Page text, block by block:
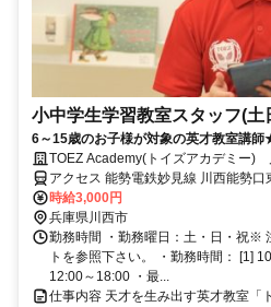
小中学生学習教室スタッフ(土
6～15歳のお子様が対象の英才教室講
TOEZ Academy(トイズアカデミー)
アクセス 能勢電鉄妙見線 川西能勢
川西能勢口東口徒歩約3分、ＪＲ福知
歩約9分
時給3,000円
兵庫県川西市
勤務時間 ・勤務曜日：土・日・祝※
トを参照下さい。 ・勤務時間： [1]
12:00～18:00 ・最...
仕事内容 天才を生み出す英才教室「